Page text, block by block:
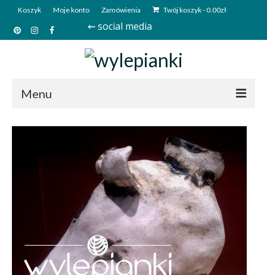
Koszyk Moje konto Zamówienia Twój koszyk-0.00zł
⇜ social media
Menu
Start